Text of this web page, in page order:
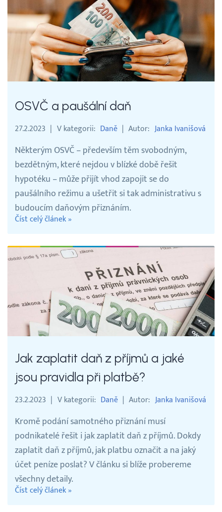
OSVČ a paušální daň
27.2.2023 V kategorii Daně Autor Janka Ivanišová
Některým OSVČ – především těm svobodným,
bezdětným, které nejdou v blízké době řešit
hypotéku – může přijít vhod zapojit se do
paušálního režimu a ušetřit si tak administrativu s
budoucím daňovým přiznáním.
Číst celý článek »
Jak zaplatit daň z příjmů a jaké
jsou pravidla při platbě?
23.2.2023 V kategorii Daně Autor Janka Ivanišová
Kromě podání samotného přiznání musí
podnikatelé řešit i jak zaplatit daň z příjmů. Dokdy
zaplatit daň z příjmů, jak platbu označit a na jaký
účet peníze poslat? V článku si blíže probereme
všechny detaily.
Číst celý článek »